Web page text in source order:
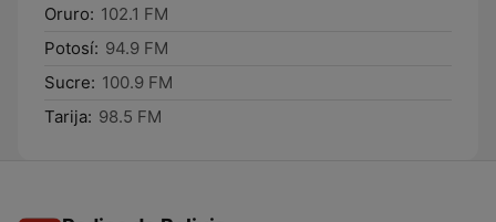
Oruro: 102.1 FM
Potosí: 94.9 FM
Sucre: 100.9 FM
Tarija: 98.5 FM